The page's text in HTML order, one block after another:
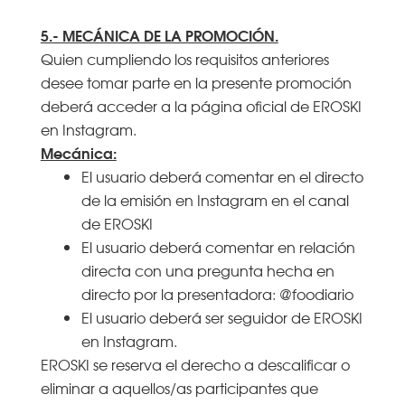
5.- MECÁNICA DE LA PROMOCIÓN.
Quien cumpliendo los requisitos anteriores
desee tomar parte en la presente promoción
deberá acceder a la página oficial de EROSKI
en Instagram.
Mecánica:
El usuario deberá comentar en el directo
de la emisión en Instagram en el canal
de EROSKI
El usuario deberá comentar en relación
directa con una pregunta hecha en
directo por la presentadora: @foodiario
El usuario deberá ser seguidor de EROSKI
en Instagram.
EROSKI se reserva el derecho a descalificar o
eliminar a aquellos/as participantes que